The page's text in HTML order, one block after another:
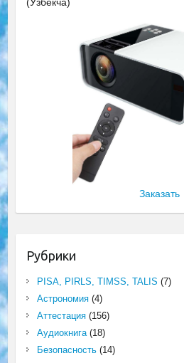
Заказать
Рубрики
PISA, PIRLS, TIMSS, TALIS (7)
Астрономия(4)
Аттестация(156)
Аудиокнига(18)
Безопасность(14)